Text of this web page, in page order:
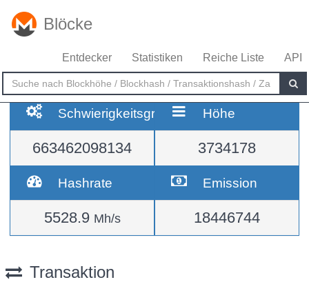
Blöcke
Entdecker Statistiken Reiche Liste API
Schwierigkeitsgrad
663462098134
Höhe
3734178
Hashrate
5528.9 Mh/s
Emission
18446744
Transaktion